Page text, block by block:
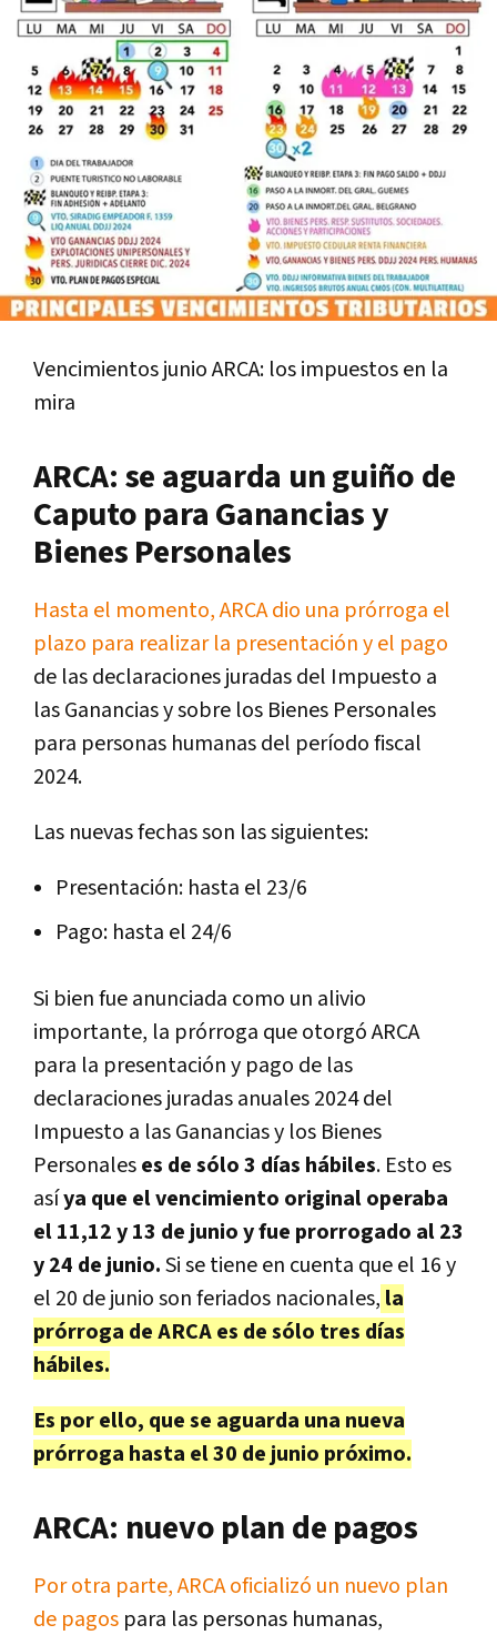
Vencimientos junio ARCA: los impuestos en la
mira
ARCA: se aguarda un guiño de
Caputo para Ganancias y
Bienes Personales
Hasta el momento, ARCA dio una prórroga el
plazo para realizar la presentación y el pago
de las declaraciones juradas del Impuesto a
las Ganancias y sobre los Bienes Personales
para personas humanas del período fiscal
2024.
Las nuevas fechas son las siguientes:
Presentación: hasta el 23/6
Pago: hasta el 24/6
Si bien fue anunciada como un alivio
importante, la prórroga que otorgó ARCA
para la presentación y pago de las
declaraciones juradas anuales 2024 del
Impuesto a las Ganancias y los Bienes
Personaleses de sólo 3 días hábiles. Esto es
asíya que el vencimiento original operaba
el 11,12 y 13 de junio y fue prorrogado al 23
y 24 de junio.Si se tiene en cuenta que el 16 y
el 20 de junio son feriados nacionales, la
prórroga de ARCA es de sólo tres días
hábiles.
Es por ello, que se aguarda una nueva
prórroga hasta el 30 de junio próximo.
ARCA: nuevo plan de pagos
Por otra parte, ARCA oficializó un nuevo plan
de pagos para las personas humanas,